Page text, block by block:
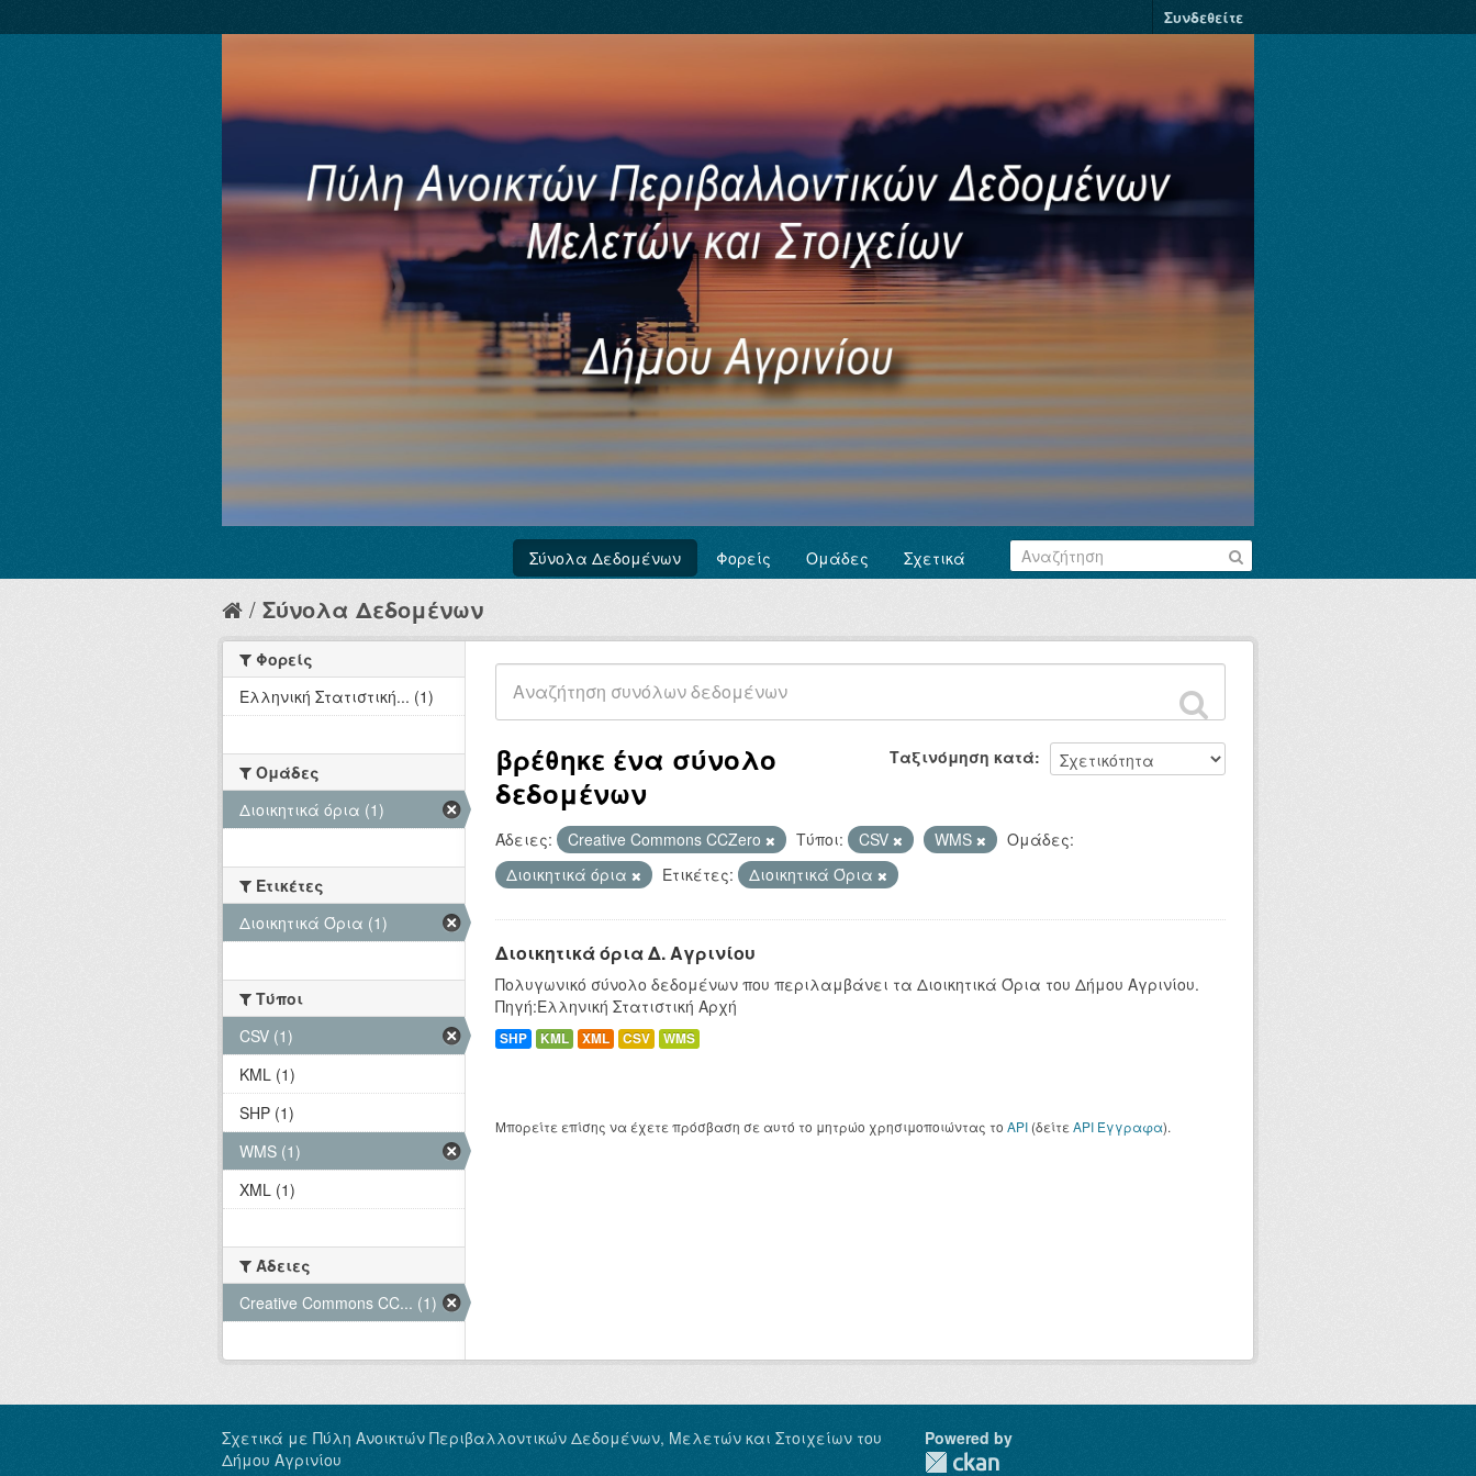
Συνδεθείτε
Σύνολα Δεδομένων Φορείς Ομάδες Σχετικά
Σύνολα Δεδομένων
Ταξινόμηση κατά
βρέθηκε ένα σύνολο
δεδομένων
Άδειες: Creative Commons CCZero Τύποι: CSV WMS
Ομάδες:
Διοικητικά όρια
Ετικέτες: Διοικητικά Όρια
Διοικητικά όρια Δ. Αγρινίου
Πολυγωνικό σύνολο δεδομένων που περιλαμβάνει τα Διοικητικά Όρια του Δήμου Αγρινίου.
Πηγή:Ελληνική Στατιστική Αρχή
SHP KML XML CSV WMS
Μπορείτε επίσης να έχετε πρόσβαση σε αυτό το μητρώο χρησιμοποιώντας το API (δείτε API Έγγραφα).
Φορείς
Ελληνική Στατιστική... (1)
Ομάδες
Διοικητικά όρια (1)
Ετικέτες
Διοικητικά Όρια (1)
Τύποι
CSV (1)
KML (1)
SHP (1)
WMS (1)
XML (1)
Άδειες
Creative Commons CC... (1)
Σχετικά με Πύλη Ανοικτών Περιβαλλοντικών Δεδομένων, Μελετών και Στοιχείων του
Δήμου Αγρινίου
Powered by